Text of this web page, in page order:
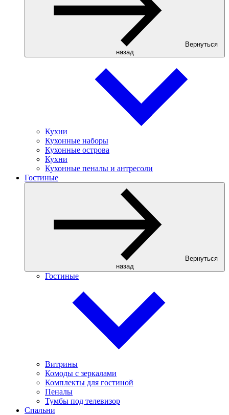
Вернуться
назад
Кухни
Кухонные наборы
Кухонные острова
Кухни
Кухонные пеналы и антресоли
Гостиные
Вернуться
назад
Гостиные
Витрины
Комоды с зеркалами
Комплекты для гостиной
Пеналы
Тумбы под телевизор
Спальни